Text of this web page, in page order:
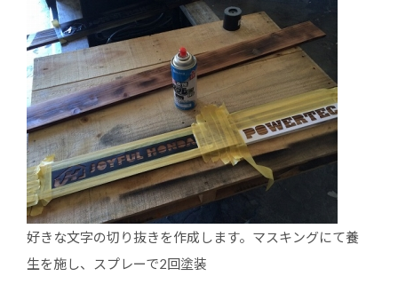
好きな文字の切り抜きを作成します。マスキングにて養
生を施し、スプレーで2回塗装